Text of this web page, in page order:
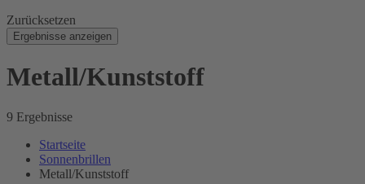
Zurücksetzen
Ergebnisse anzeigen
Metall/Kunststoff
9 Ergebnisse
Startseite
Sonnenbrillen
Metall/Kunststoff